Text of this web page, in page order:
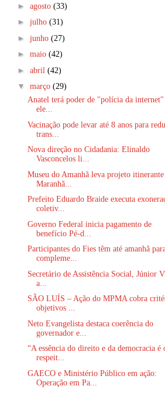
► agosto (33)
► julho (31)
► junho (27)
► maio (42)
► abril (42)
▼ março (29)
Anatel terá poder de "polícia da internet"
ele...
Vacinação pode levar até 8 anos para
trans...
Nova direção no Cidadania: Elinaldo
Vasconcelos li...
Museu do Amanhã leva projeto itinerante
Maranhã...
Prefeito Eduardo Braide executa
coletiv...
Governo Federal inicia pagamento de
benefício Pé-d...
Participantes do Fies têm até amanhã
compleme...
Secretário de Assistência Social, Júnior
a...
SÃO LUÍS – Ação do MPMA cobra
objetivos ...
Neto Evangelista destaca coerência do
governador e...
“A essência do direito e da democracia é
respeit...
GAECO e Ministério Público em ação:
Operação em Pa...